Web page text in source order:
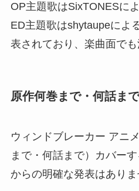
OP主題歌はSixTONESに
ED主題歌はshytaupeによ
表されており、楽曲面でも
原作何巻まで・何話ま
ウィンドブレーカー アニ
まで・何話まで）カバー
からの明確な発表はありま